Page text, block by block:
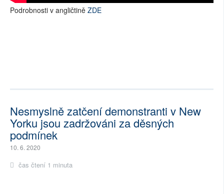
Podrobnosti v angličtině ZDE
Nesmyslně zatčení demonstranti v New
Yorku jsou zadržováni za děsných
podmínek
10. 6. 2020
čas čtení 1 minuta